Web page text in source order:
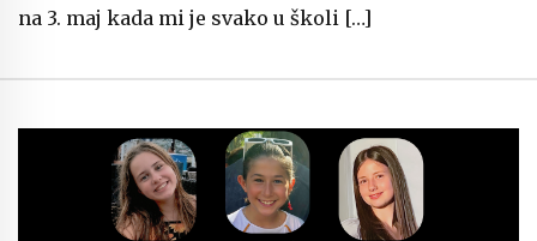
na 3. maj kada mi je svako u školi […]